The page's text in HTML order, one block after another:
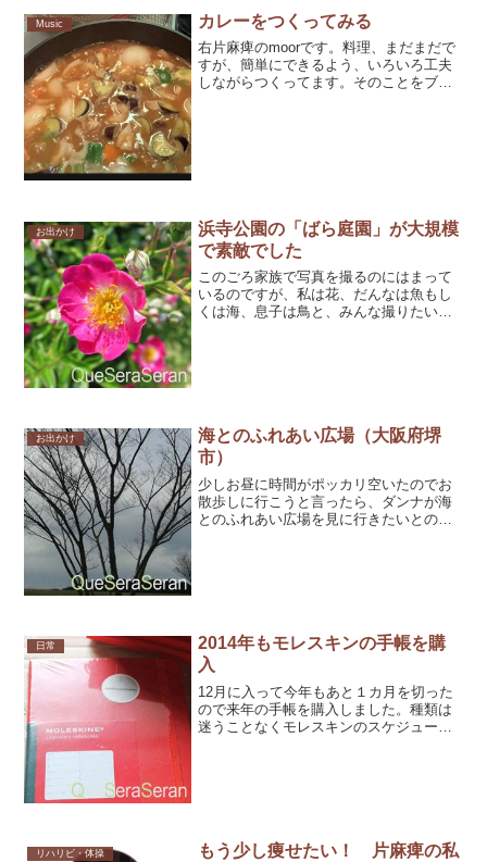
Music カレーをつくってみる
右片麻痺のmoorです。料理、まだまだで
すが、簡単にできるよう、いろいろ工夫
しながらつくってます。そのことをブロ
お出かけ
浜寺公園の「ばら庭園」が大規模
で素敵でした
このごろ家族で写真を撮るのにはまって
いるのですが、私は花、だんなは魚もし
くは海、息子は鳥と、みんな撮りたいも
お出かけ
海とのふれあい広場（大阪府堺
市）
少しお昼に時間がポッカリ空いたのでお
散歩しに行こうと言ったら、ダンナが海
とのふれあい広場を見に行きたいとのこ
日常
2014年もモレスキンの手帳を購
入
12月に入って今年もあと１カ月を切った
ので来年の手帳を購入しました。種類は
迷うことなくモレスキンのスケジュール
リハリビ・体操
もう少し痩せたい！ 片麻痺の私